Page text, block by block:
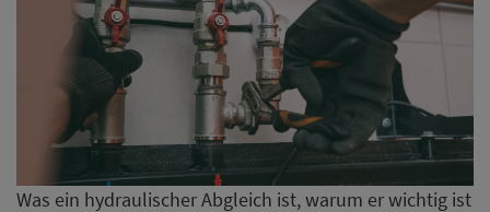
Was ein hydraulischer Abgleich ist, warum er wichtig ist